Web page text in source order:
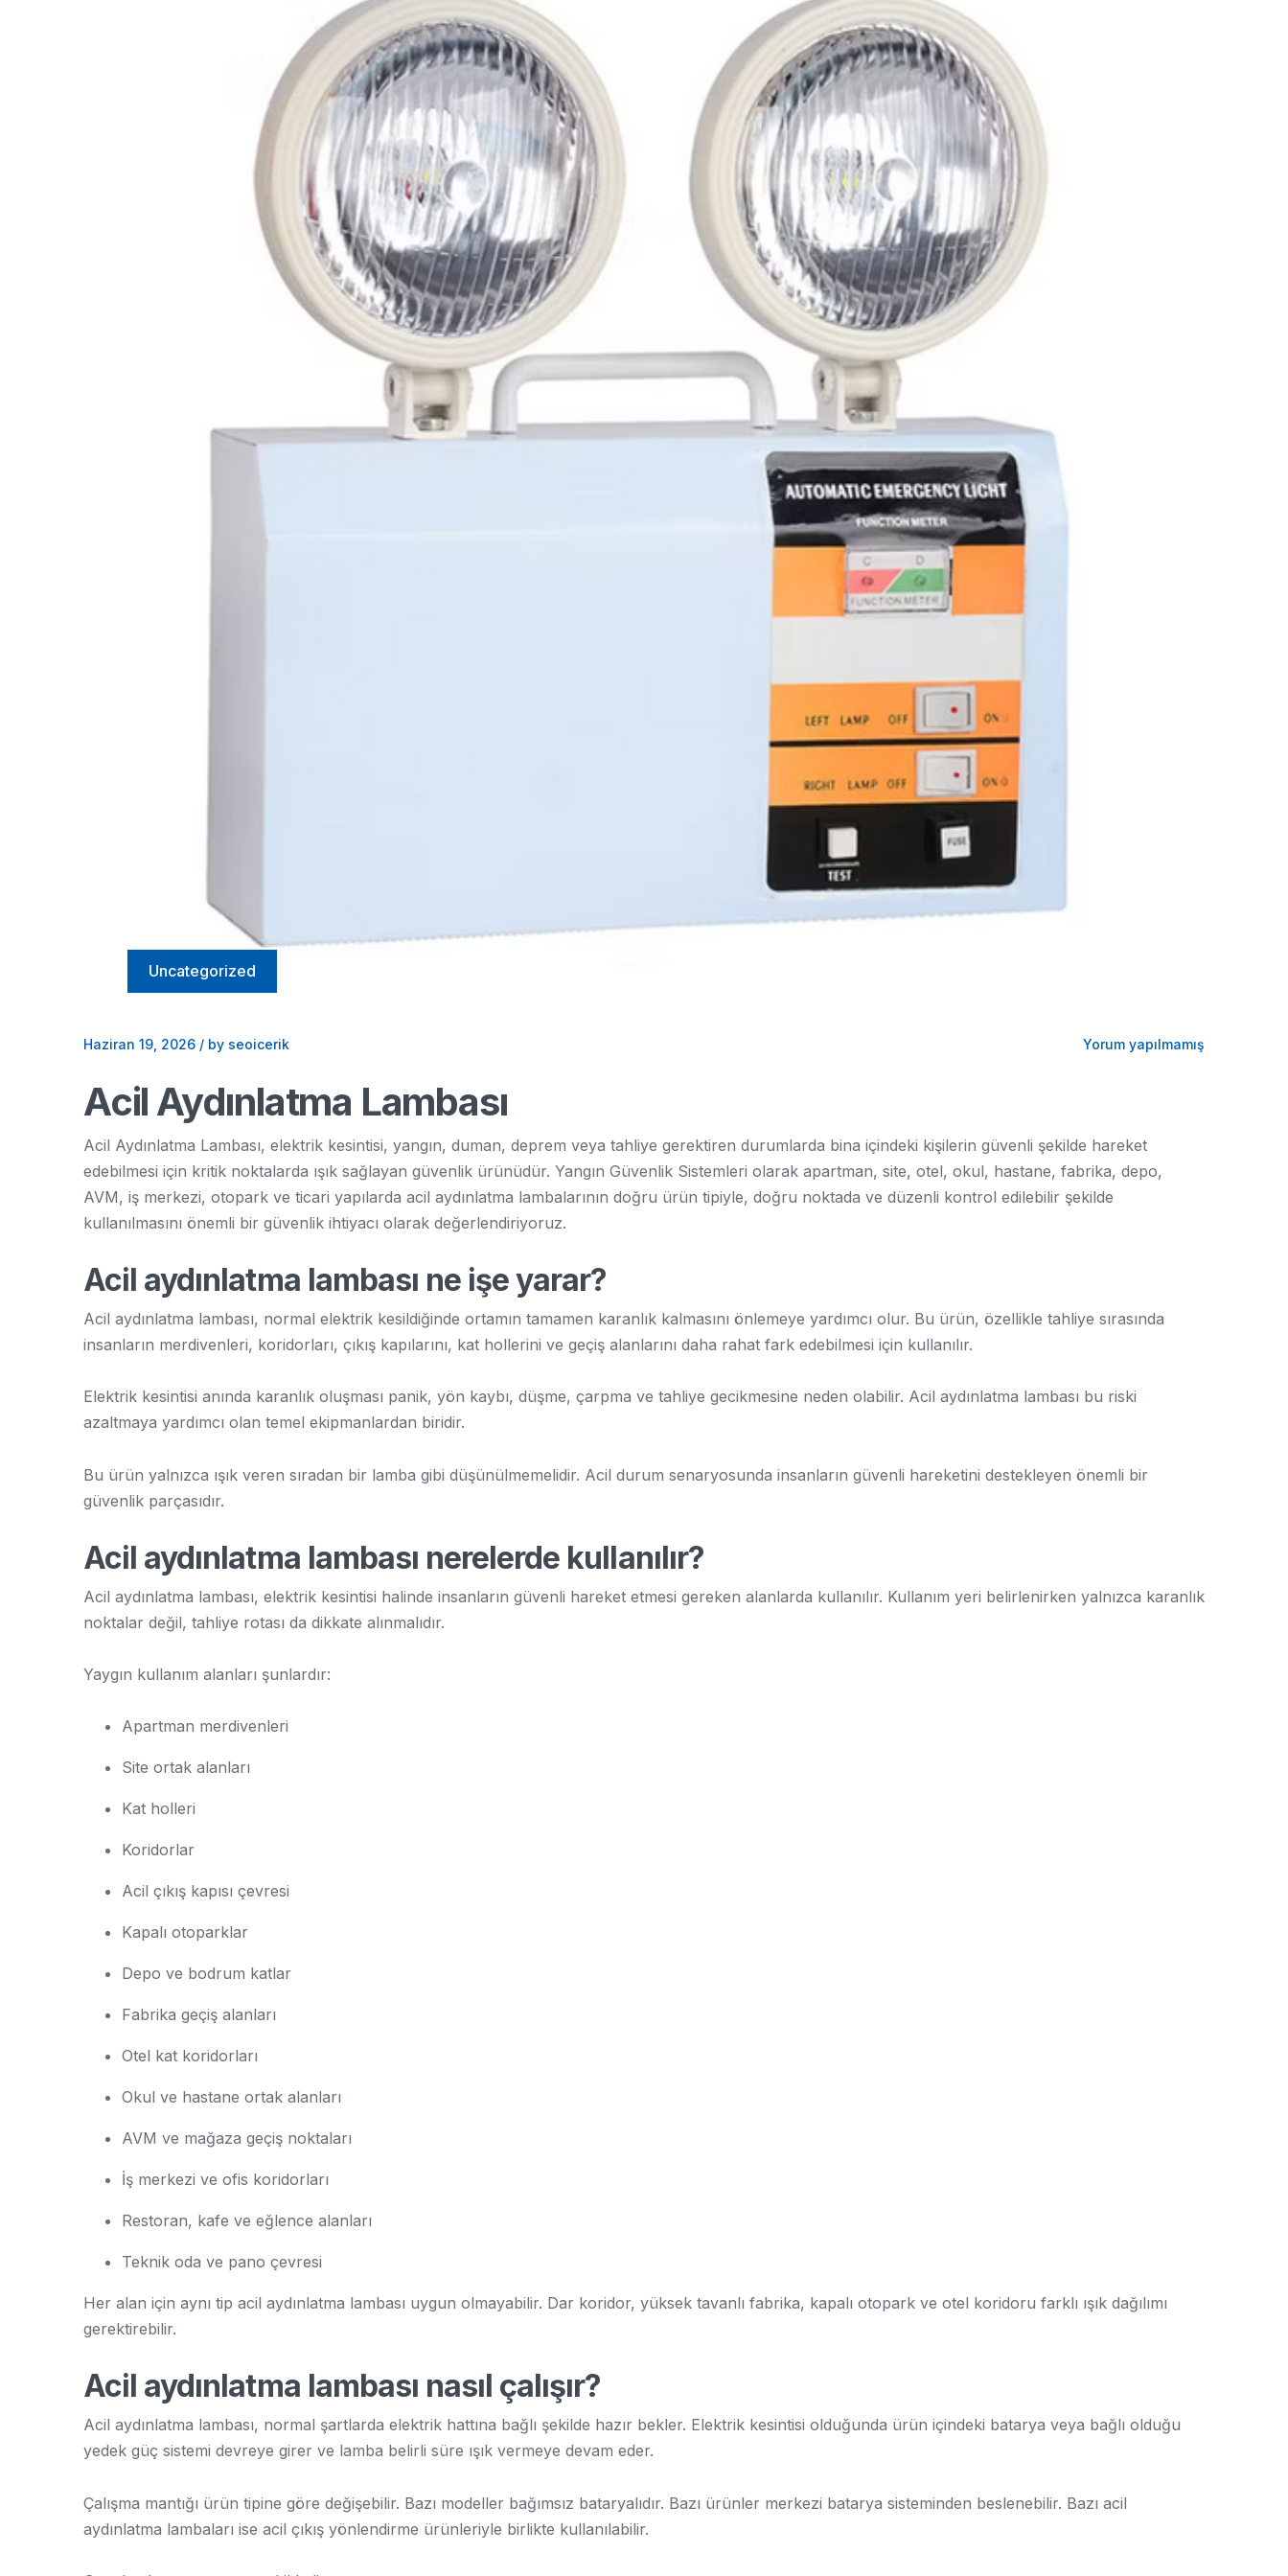
Uncategorized
Haziran 19, 2026 / by seoicerik Yorum yapılmamış
Acil Aydınlatma Lambası
Acil Aydınlatma Lambası, elektrik kesintisi, yangın, duman, deprem veya tahliye gerektiren durumlarda bina içindeki kişilerin güvenli şekilde hareket
edebilmesi için kritik noktalarda ışık sağlayan güvenlik ürünüdür. Yangın Güvenlik Sistemleri olarak apartman, site, otel, okul, hastane, fabrika, depo,
AVM, iş merkezi, otopark ve ticari yapılarda acil aydınlatma lambalarının doğru ürün tipiyle, doğru noktada ve düzenli kontrol edilebilir şekilde
kullanılmasını önemli bir güvenlik ihtiyacı olarak değerlendiriyoruz.
Acil aydınlatma lambası ne işe yarar?
Acil aydınlatma lambası, normal elektrik kesildiğinde ortamın tamamen karanlık kalmasını önlemeye yardımcı olur. Bu ürün, özellikle tahliye sırasında
insanların merdivenleri, koridorları, çıkış kapılarını, kat hollerini ve geçiş alanlarını daha rahat fark edebilmesi için kullanılır.
Elektrik kesintisi anında karanlık oluşması panik, yön kaybı, düşme, çarpma ve tahliye gecikmesine neden olabilir. Acil aydınlatma lambası bu riski
azaltmaya yardımcı olan temel ekipmanlardan biridir.
Bu ürün yalnızca ışık veren sıradan bir lamba gibi düşünülmemelidir. Acil durum senaryosunda insanların güvenli hareketini destekleyen önemli bir
güvenlik parçasıdır.
Acil aydınlatma lambası nerelerde kullanılır?
Acil aydınlatma lambası, elektrik kesintisi halinde insanların güvenli hareket etmesi gereken alanlarda kullanılır. Kullanım yeri belirlenirken yalnızca karanlık
noktalar değil, tahliye rotası da dikkate alınmalıdır.
Yaygın kullanım alanları şunlardır:
Apartman merdivenleri
Site ortak alanları
Kat holleri
Koridorlar
Acil çıkış kapısı çevresi
Kapalı otoparklar
Depo ve bodrum katlar
Fabrika geçiş alanları
Otel kat koridorları
Okul ve hastane ortak alanları
AVM ve mağaza geçiş noktaları
İş merkezi ve ofis koridorları
Restoran, kafe ve eğlence alanları
Teknik oda ve pano çevresi
Her alan için aynı tip acil aydınlatma lambası uygun olmayabilir. Dar koridor, yüksek tavanlı fabrika, kapalı otopark ve otel koridoru farklı ışık dağılımı
gerektirebilir.
Acil aydınlatma lambası nasıl çalışır?
Acil aydınlatma lambası, normal şartlarda elektrik hattına bağlı şekilde hazır bekler. Elektrik kesintisi olduğunda ürün içindeki batarya veya bağlı olduğu
yedek güç sistemi devreye girer ve lamba belirli süre ışık vermeye devam eder.
Çalışma mantığı ürün tipine göre değişebilir. Bazı modeller bağımsız bataryalıdır. Bazı ürünler merkezi batarya sisteminden beslenebilir. Bazı acil
aydınlatma lambaları ise acil çıkış yönlendirme ürünleriyle birlikte kullanılabilir.